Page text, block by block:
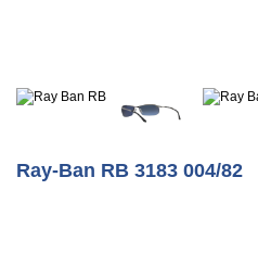
Ray-Ban RB 3183 004/82